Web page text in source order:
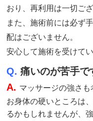
おり、再利用は一切ご
また、施術前には必ず
配はございません。
安心して施術を受けて
Q.痛いのが苦手
A. マッサージの強さも
お身体の硬いところは
るかもしれませんが、